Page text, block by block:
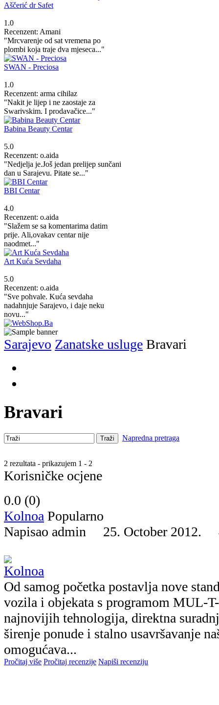
Aščerić dr Safet
1.0
Recenzent: Amani
"Mrcvarenje od sat vremena po
plombi koja traje dva mjeseca..."
SWAN - Preciosa
1.0
Recenzent: arma cihilaz
"Nakit je lijep i ne zaostaje za
Swarivskim. I prodavačice..."
Babina Beauty Centar
5.0
Recenzent: o.aida
"Nedjelja je.Još jedan prelijep sunčani
dan u Sarajevu. Pitate se..."
BBI Centar
4.0
Recenzent: o.aida
"Slažem se sa komentarima datim
prije. Ali,ovakav centar nije
naodmet..."
Art Kuća Sevdaha
5.0
Recenzent: o.aida
"Sve pohvale. Kuća sevdaha
nadahnjuje Sarajevo, i daje neku
novu..."
Sarajevo Zanatske usluge Bravari
Bravari
Traži Napredna pretraga
2 rezultata - prikazujem 1 - 2
Korisničke ocjene
0.0 (0)
Kolnoa Popularno
Napisao admin 25. October 2012.
Od samog početka postavlja nove
vozila i objekata s programom MUL-
najnovijih tehnologija, direktna
širenje ponude i stalno usavršavanje
omogućava...
Pročitaj više Pročitaj recenzije Napiši recenziju